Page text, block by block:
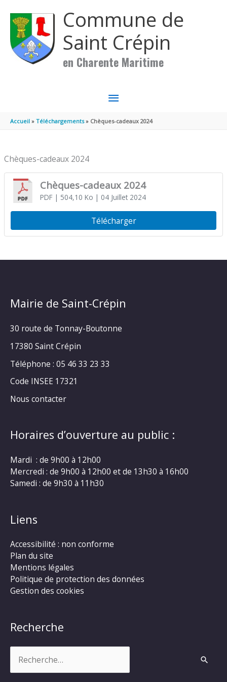
Commune de
Saint Crépin
en Charente Maritime
MENU
PRINCIPAL
Accueil Téléchargements Chèques-cadeaux 2024
Chèques-cadeaux 2024
Chèques-cadeaux 2024
PDF| 504,10 Ko | 04 Juillet 2024
Télécharger
Mairie de Saint-Crépin
30 route de Tonnay-Boutonne
17380 Saint Crépin
Téléphone : 05 46 33 23 33
Code INSEE 17321
Nous contacter
Horaires d’ouverture au public :
Mardi : de 9h00 à 12h00
Mercredi : de 9h00 à 12h00 et de 13h30 à 16h00
Samedi : de 9h30 à 11h30
Liens
Accessibilité : non conforme
Plan du site
Mentions légales
Politique de protection des données
Gestion des cookies
Recherche